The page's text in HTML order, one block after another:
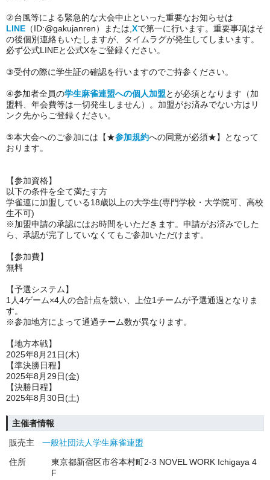
②台風等による緊急的な大会中止といった重要なお知らせは
LINE （ID:@gakujanren）または, Xで第一に行います。重要事項はそ
の後個別連絡もいたしますが、タイムラグが発生してしまいます。
必ず公式LINEと公式Xをご登録ください。
③受付の際に学生証の確認を行いますのでご持参ください。
④参加者全員の学生麻雀連盟への個人加盟とが必須となります（加
盟料、年会費等は一切発生しません）。加盟がお済みでない方はリ
ンク先からご登録ください。
⑤本大会へのご参加には【★参加規約への同意が必須★】となって
おります。
【参加資格】
以下の条件を全て満たす方
学雀連に加盟している18歳以上の大学生(専門学校・大学院可、高校
生不可)
※加盟申請の承認にはお時間をいただきます。申請がお済みでした
ら、承認が完了していなくてもご参加いただけます。
【参加費】
無料
【予選システム】
1人4ゲーム×4人の合計点を競い、上位1チームが予選通過となりま
す。
※参加地方によって通過チーム数が異なります。
【地方本戦】
2025年8月21日(木)
【準決勝日程】
2025年8月29日(金)
【決勝日程】
2025年8月30日(土)
主催者情報
販売主
一般社団法人学生麻雀連盟
住所
東京都新宿区市谷本村町2-3 NOVEL WORK Ichigaya 4
F